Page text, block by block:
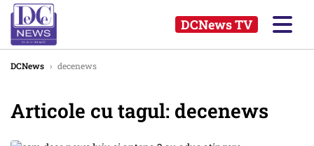
DCNews TV
DCNews › decenews
Articole cu tagul: decenews